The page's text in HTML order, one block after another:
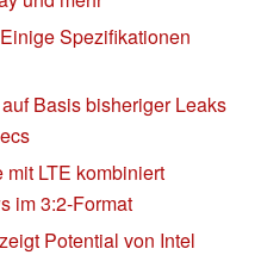
Spezifikationen
Basis bisheriger Leaks
LTE kombiniert
im 3:2-Format
Potential von Intel